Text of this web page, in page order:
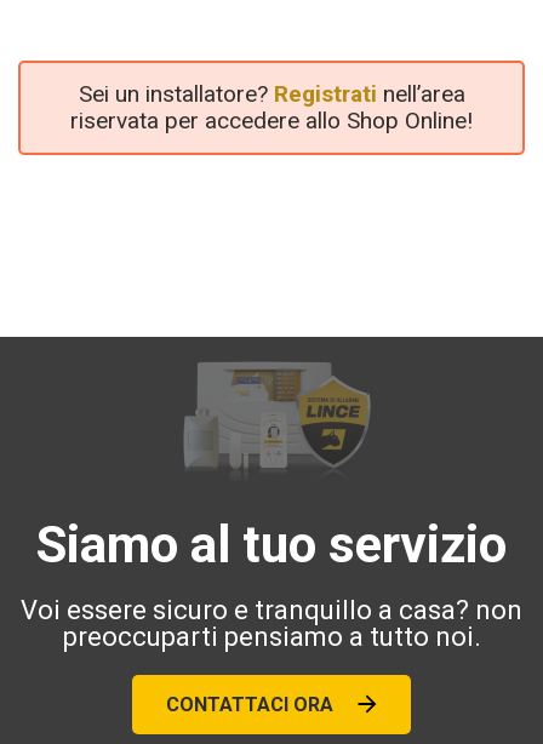
Sei un installatore? Registrati nell’area
riservata per accedere allo Shop Online!
Siamo al tuo servizio
Voi essere sicuro e tranquillo a casa? non
preoccuparti pensiamo a tutto noi.
CONTATTACI ORA